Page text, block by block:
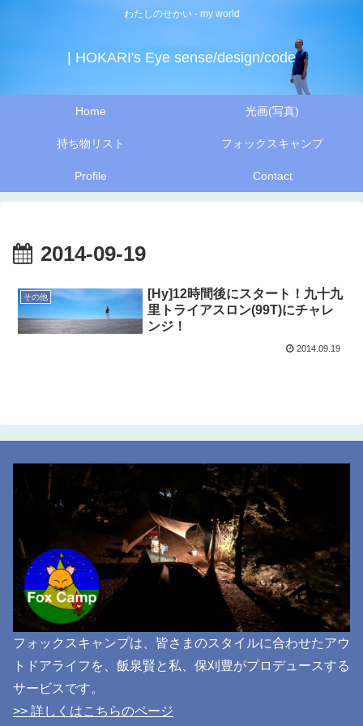
わたしのせかい - my world
| HOKARI's Eye sense/design/code
Home 光画(写真)
持ち物リスト フォックスキャンプ
Profile Contact
2014-09-19
その他
[Hy]12時間後にスタート！九十九
里トライアスロン(99T)にチャレ
ンジ！
2014.09.19
フォックスキャンプは、皆さまのスタイルに合わせたアウ
トドアライフを、飯泉賢と私、保刈豊がプロデュースする
サービスです。
>> 詳しくはこちらのページ